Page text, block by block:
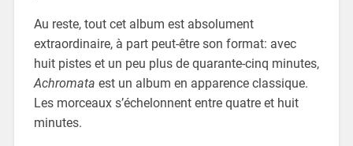
Au reste, tout cet album est absolument
extraordinaire, à part peut-être son format: avec
huit pistes et un peu plus de quarante-cinq minutes,
Achromata est un album en apparence classique.
Les morceaux s’échelonnent entre quatre et huit
minutes.